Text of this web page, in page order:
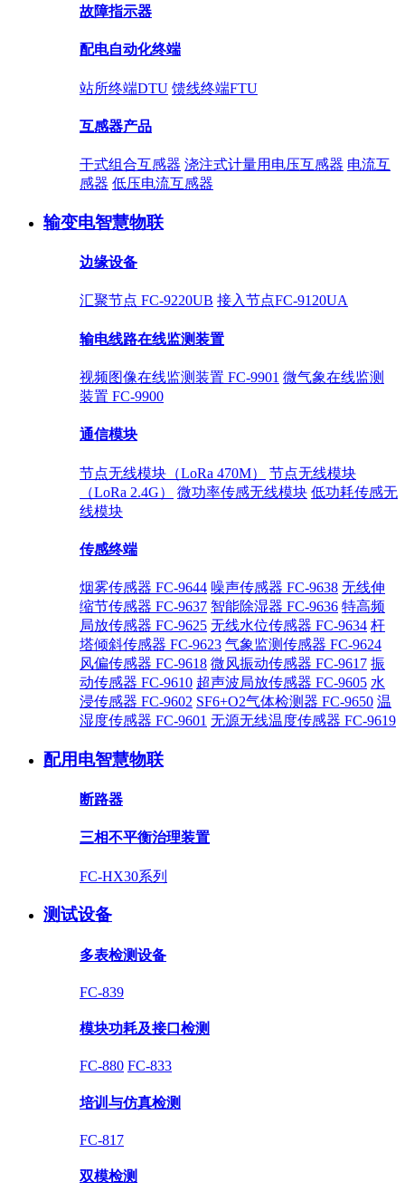
故障指示器
配电自动化终端
站所终端DTU 馈线终端FTU
互感器产品
干式组合互感器 浇注式计量用电压互感器 电流互
感器 低压电流互感器
输变电智慧物联
边缘设备
汇聚节点 FC-9220UB 接入节点FC-9120UA
输电线路在线监测装置
视频图像在线监测装置 FC-9901 微气象在线监测
装置 FC-9900
通信模块
节点无线模块（LoRa 470M）
节点无线模块
（LoRa 2.4G）
微功率传感无线模块 低功耗传感无
线模块
传感终端
烟雾传感器 FC-9644 噪声传感器 FC-9638 无线伸
缩节传感器 FC-9637 智能除湿器 FC-9636 特高频
局放传感器 FC-9625 无线水位传感器 FC-9634 杆
塔倾斜传感器 FC-9623 气象监测传感器 FC-9624
风偏传感器 FC-9618 微风振动传感器 FC-9617 振
动传感器 FC-9610 超声波局放传感器 FC-9605 水
浸传感器 FC-9602 SF6+O2气体检测器 FC-9650 温
湿度传感器 FC-9601 无源无线温度传感器 FC-9619
配用电智慧物联
断路器
三相不平衡治理装置
FC-HX30系列
测试设备
多表检测设备
FC-839
模块功耗及接口检测
FC-880 FC-833
培训与仿真检测
FC-817
双模检测